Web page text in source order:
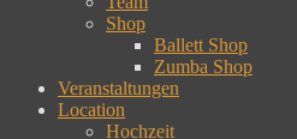
Shop
Ballett Shop
Zumba Shop
Veranstaltungen
Location
Hochzeit